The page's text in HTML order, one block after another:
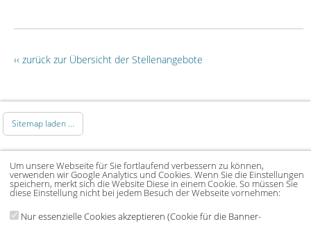
‹‹ zurück zur Übersicht der Stellenangebote
Sitemap laden ...
Impressum• Datenschutz•Datenschutz Social
Media•Kontakt•Hinweisgeber•Barrierefreiheitserklärung
Um unsere Webseite für Sie fortlaufend verbessern zu können,
verwenden wir Google Analytics und Cookies. Wenn Sie die Einstellungen
speichern, merkt sich die Website Diese in einem Cookie. So müssen Sie
diese Einstellung nicht bei jedem Besuch der Webseite vornehmen:
Nur essenzielle Cookies akzeptieren (Cookie für die Banner-